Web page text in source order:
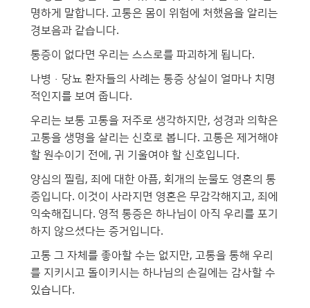
명하게 말합니다. 고통은 몸이 위험에 처했음을 알리는
경보음과 같습니다.
통증이 없다면 우리는 스스로를 파괴하게 됩니다.
나병·당뇨 환자들의 사례는 통증 상실이 얼마나 치명
적인지를 보여 줍니다.
우리는 보통 고통을 저주로 생각하지만, 성경과 의학은
고통을 생명을 살리는 신호로 봅니다. 고통은 제거해야
할 원수이기 전에, 귀 기울여야 할 신호입니다.
양심의 찔림, 죄에 대한 아픔, 회개의 눈물도 영혼의 통
증입니다. 이것이 사라지면 영혼은 무감각해지고, 죄에
익숙해집니다. 영적 통증은 하나님이 아직 우리를 포기
하지 않으셨다는 증거입니다.
고통 그 자체를 좋아할 수는 없지만, 고통을 통해 우리
를 지키시고 돌이키시는 하나님의 손길에는 감사할 수
있습니다.